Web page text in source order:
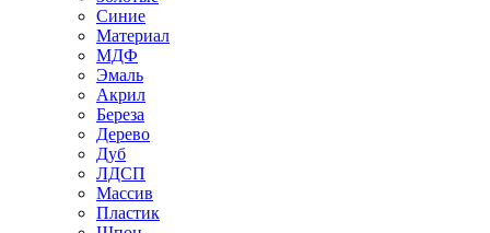
Синие
Материал
МДФ
Эмаль
Акрил
Береза
Дерево
Дуб
ЛДСП
Массив
Пластик